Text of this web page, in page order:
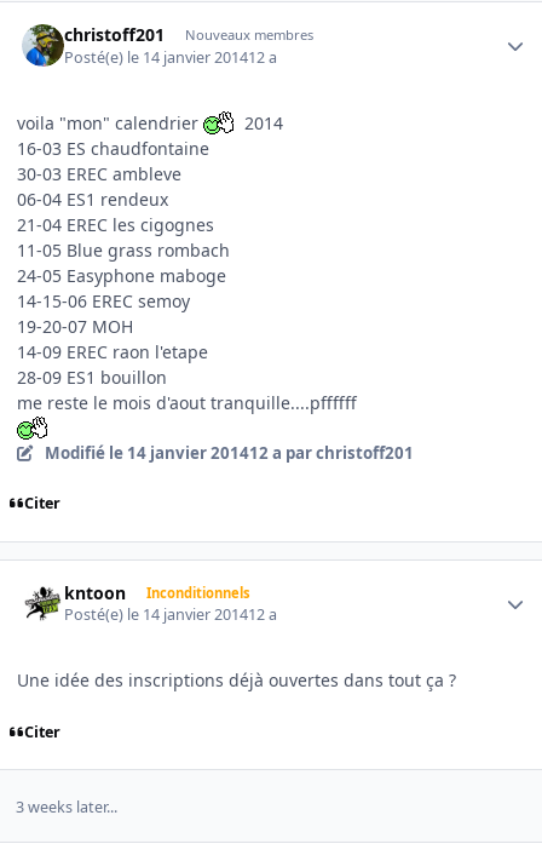
christoff201 Nouveaux membres
Posté(e) le 14 janvier 201412 a
voila "mon" calendrier
2014
16-03 ES chaudfontaine
30-03 EREC ambleve
06-04 ES1 rendeux
21-04 EREC les cigognes
11-05 Blue grass rombach
24-05 Easyphone maboge
14-15-06 EREC semoy
19-20-07 MOH
14-09 EREC raon l'etape
28-09 ES1 bouillon
me reste le mois d'aout tranquille....pffffff
Modifié le 14 janvier 201412 a par christoff201
Citer
kntoon Inconditionnels
Posté(e) le 14 janvier 201412 a
Une idée des inscriptions déjà ouvertes dans tout ça ?
Citer
3 weeks later...